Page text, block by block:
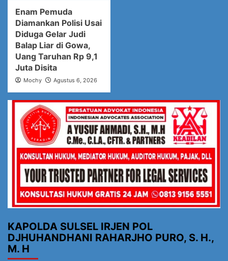
Enam Pemuda
Diamankan Polisi Usai
Diduga Gelar Judi
Balap Liar di Gowa,
Uang Taruhan Rp 9,1
Juta Disita
Mochy Agustus 6, 2026
KAPOLDA SULSEL IRJEN POL
DJHUHANDHANI RAHARJHO PURO, S. H.,
M. H